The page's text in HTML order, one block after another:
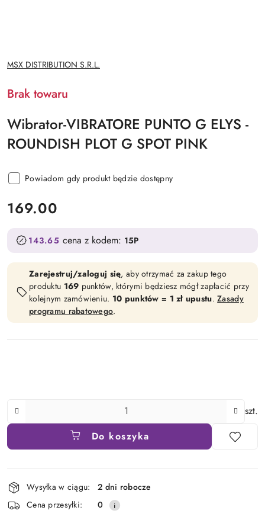
NAZWA
PRODUCENTA:
MSX DISTRIBUTION S.R.L.
Brak towaru
Wibrator-VIBRATORE PUNTO G ELYS -
ROUNDISH PLOT G SPOT PINK
Powiadom gdy produkt będzie dostępny
cena:
169.00
143.65 cena z kodem: 15P
Zarejestruj/zaloguj się, aby otrzymać za zakup tego
produktu 169 punktów, którymi będziesz mógł zapłacić przy
kolejnym zamówieniu. 10 punktów = 1 zł upustu.Zasady
programu rabatowego.
Ilość
szt.
Do koszyka
Dostępność
i
dostawa
Wysyłka w ciągu:
2 dni robocze
Cena przesyłki:
0